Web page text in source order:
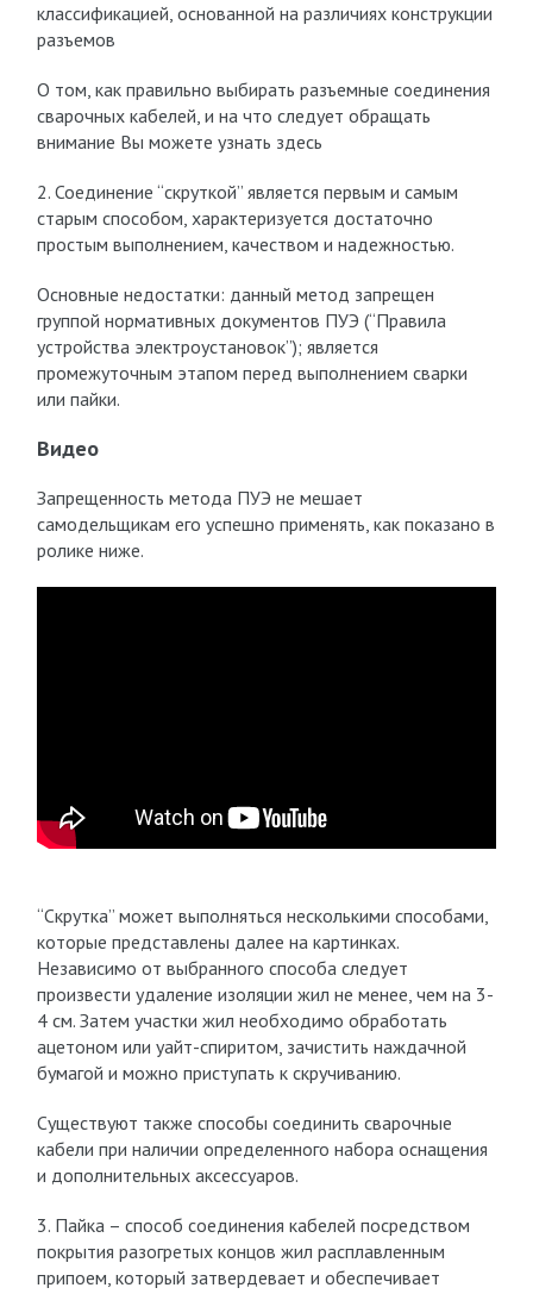
классификацией, основанной на различиях конструкции
разъемов
О том, как правильно выбирать разъемные соединения
сварочных кабелей, и на что следует обращать
внимание Вы можете узнать здесь
2. Соединение “скруткой” является первым и самым
старым способом, характеризуется достаточно
простым выполнением, качеством и надежностью.
Основные недостатки: данный метод запрещен
группой нормативных документов ПУЭ (“Правила
устройства электроустановок”); является
промежуточным этапом перед выполнением сварки
или пайки.
Видео
Запрещенность метода ПУЭ не мешает
самодельщикам его успешно применять, как показано в
ролике ниже.
“Скрутка” может выполняться несколькими способами,
которые представлены далее на картинках.
Независимо от выбранного способа следует
произвести удаление изоляции жил не менее, чем на 3-
4 см. Затем участки жил необходимо обработать
ацетоном или уайт-спиритом, зачистить наждачной
бумагой и можно приступать к скручиванию.
Существуют также способы соединить сварочные
кабели при наличии определенного набора оснащения
и дополнительных аксессуаров.
3. Пайка – способ соединения кабелей посредством
покрытия разогретых концов жил расплавленным
припоем, который затвердевает и обеспечивает